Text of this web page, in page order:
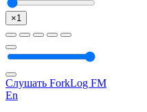
×1
Слушать ForkLog FM
En